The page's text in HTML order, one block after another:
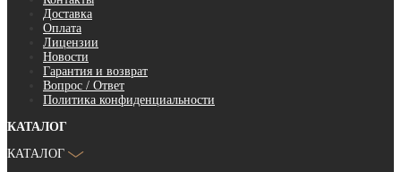
Доставка
Оплата
Лицензии
Новости
Гарантия и возврат
Вопрос / Ответ
Политика конфиденциальности
КАТАЛОГ
КАТАЛОГ